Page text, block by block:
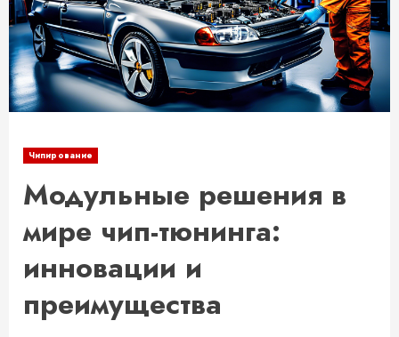
Чипирование
Модульные решения в
мире чип-тюнинга:
инновации и
преимущества